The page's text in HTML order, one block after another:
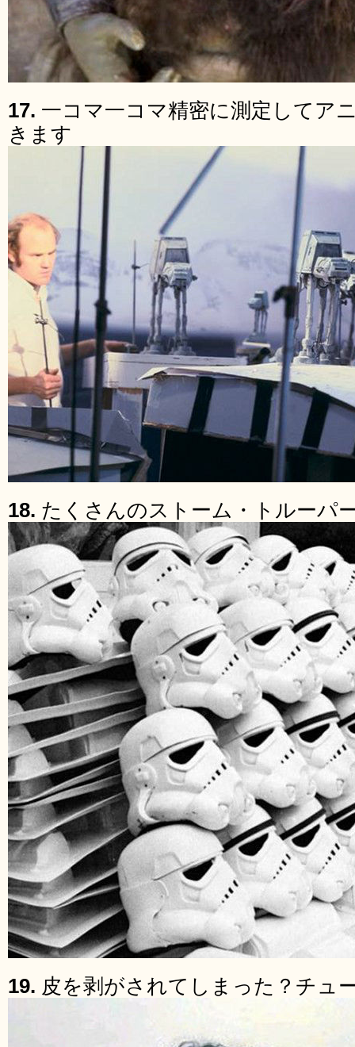
17. 一コマ一コマ精密に測定してア
きます
18. たくさんのストーム・トルーパ
19. 皮を剥がされてしまった？チュ